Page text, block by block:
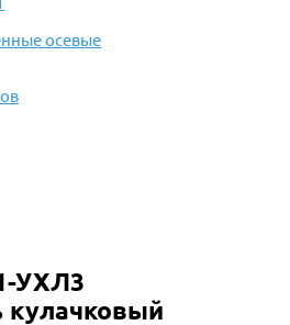
осевые
УХЛ3
кулачковый